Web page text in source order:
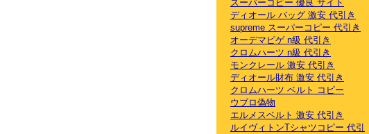
スーパーコピー 優良 サイト
ディオール バッグ 激安 代引き
supreme スーパーコピー 代引き
オーデマピゲ n級 代引き
クロムハーツ n級 代引き
モンクレール 激安 代引き
ディオール財布 激安 代引き
クロムハーツ ベルト コピー
ウブロ偽物
エルメスベルト 激安 代引き
ルイヴィトンTシャツコピー 代引